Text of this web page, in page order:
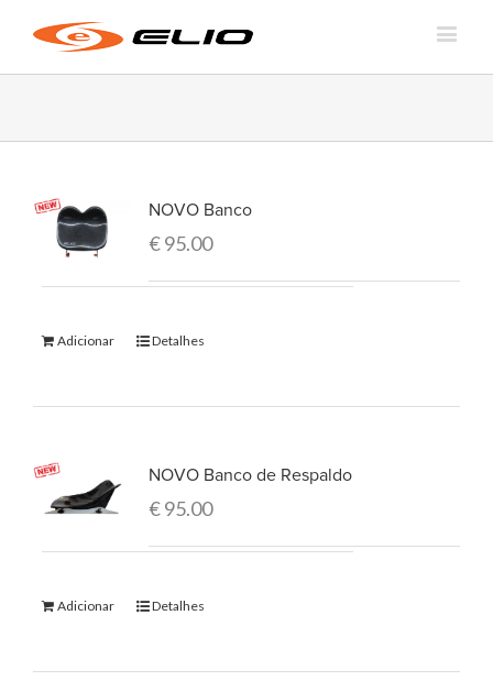
NOVO Banco
€95.00
Adicionar Detalhes
NOVO Banco de Respaldo
€95.00
Adicionar Detalhes